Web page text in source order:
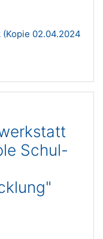
(Kopie 02.04.2024
Schul-